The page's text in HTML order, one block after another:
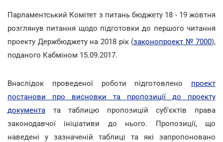
Парламентський Комітет з питань бюджету 18 - 19 жовтня
розглянув питання щодо підготовки до першого читання
проекту Держбюджету на 2018 рік (законопроект № 7000),
поданого Кабміном 15.09.2017.
Внаслідок проведеної роботи підготовлено проект
постанови про висновки та пропозиції до проекту
документа та таблицю пропозицій суб'єктів права
законодавчої ініціативи до нього. Пропозиції, що
наведені у зазначеній таблиці та які запропоновано